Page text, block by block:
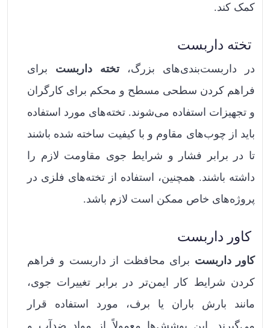
کمک کند.
تخته داربست
در داربست‌بندی‌های بزرگ،تخته‌ داربست برای
فراهم کردن سطحی مسطح و محکم برای کارگران
و تجهیزات استفاده می‌شوند. تخته‌های مورد استفاده
باید از چوب‌های مقاوم و با کیفیت ساخته شده باشند
تا در برابر فشار و شرایط جوی مقاومت لازم را
داشته باشند. همچنین، استفاده از تخته‌های فلزی در
پروژه‌های خاص ممکن است لازم باشد.
کاور داربست
کاور داربست برای محافظت از داربست و فراهم
کردن شرایط کار ایمن‌تر در برابر تغییرات جوی،
مانند بارش باران یا برف، مورد استفاده قرار